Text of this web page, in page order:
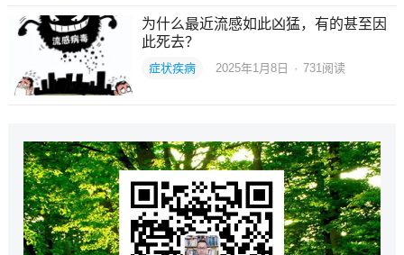
为什么最近流感如此凶猛，有的甚至因
此死去？
症状疾病 2025年1月8日 · 731阅读